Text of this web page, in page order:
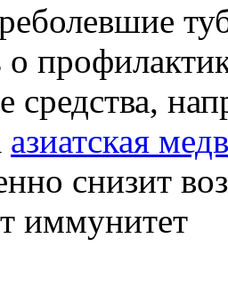
о
средства,
азиатская
снизит
иммунитет